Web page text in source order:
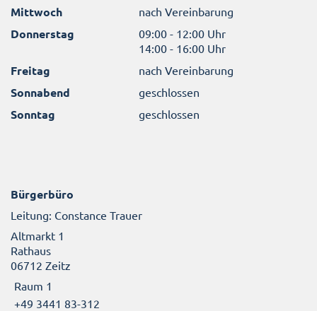
Mittwoch nach Vereinbarung
Donnerstag
09:00 - 12:00 Uhr
14:00 - 16:00 Uhr
Freitag nach Vereinbarung
Sonnabend geschlossen
Sonntag geschlossen
Bürgerbüro
Leitung: Constance Trauer
Altmarkt 1
Rathaus
06712 Zeitz
Raum 1
+49 3441 83-312